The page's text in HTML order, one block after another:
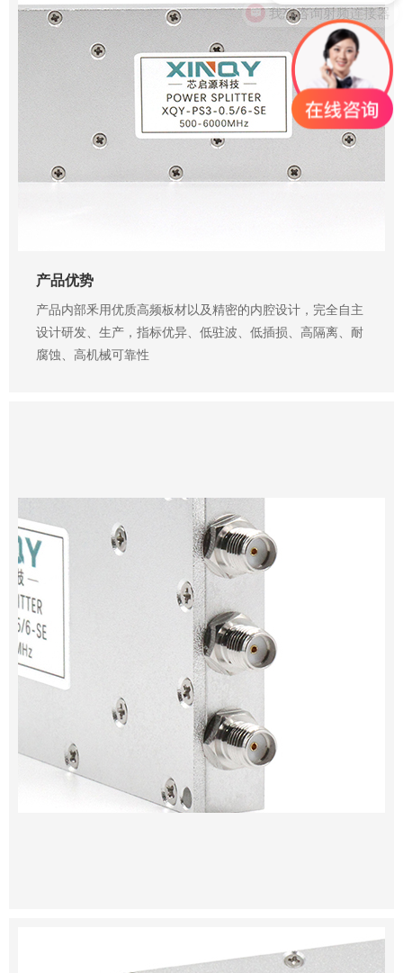
0755-23345158
产品优势
产品内部釆用优质高频板材以及精密的内腔设计，完全自主
设计研发、生产，指标优异、低驻波、低插损、高隔离、耐
腐蚀、高机械可靠性